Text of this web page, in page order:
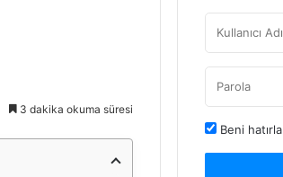
3 dakika okuma süresi
Beni hatırla